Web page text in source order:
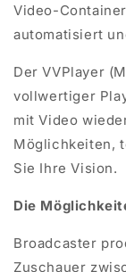
Video-
automatisiert
DerVVPlayer
vollwertiger
mit Video
Möglichkeiten,
Sie Ihre Vision.
Die
Broadcaster
Zuschauer